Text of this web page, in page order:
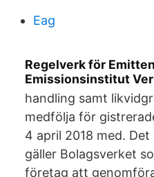
Eag
Regelverk för
Emissionsinstitut
handling samt
medfölja för
4 april 2018 med.
gäller Bolagsverket
företag att